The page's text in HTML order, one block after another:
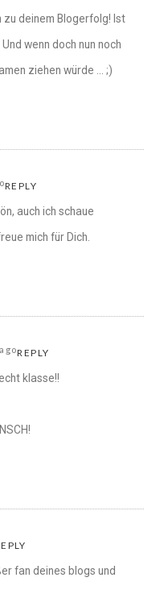
zu deinem Blogerfolg! Ist
wenn doch nun noch
ziehen würde … ;)
REPLY
auch ich schaue
mich für Dich.
REPLY
klasse!!
fan deines blogs und